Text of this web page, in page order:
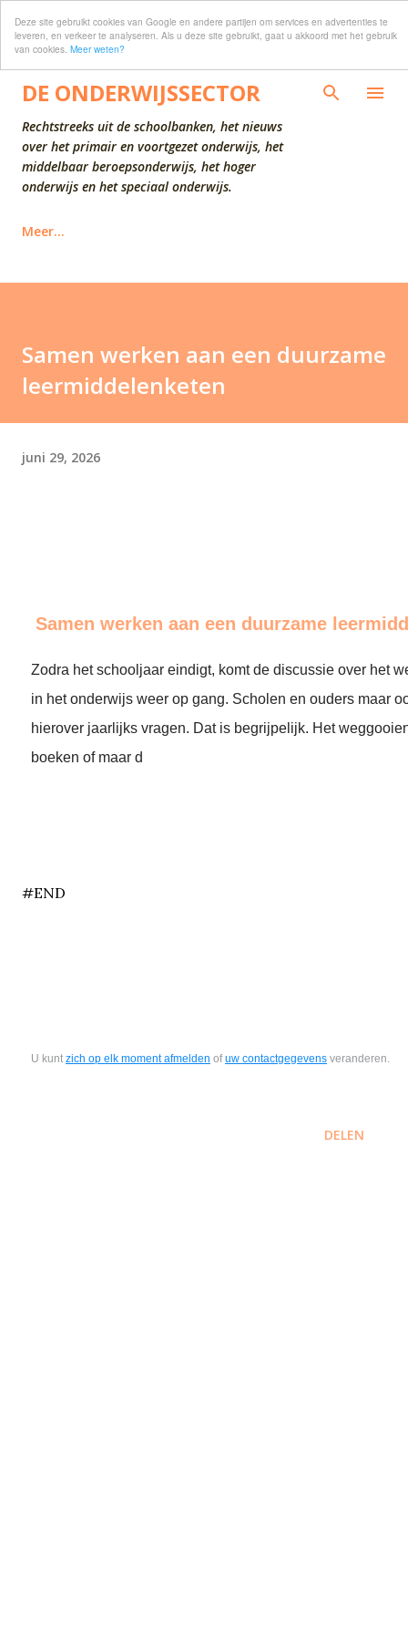
Deze site gebruikt cookies van Google en andere partijen om services en advertenties te
leveren, en verkeer te analyseren. Als u deze site gebruikt, gaat u akkoord met het gebruik
van cookies. Meer weten?
Doorgaan naar hoofdcontent
DE ONDERWIJSSECTOR
Rechtstreeks uit de schoolbanken, het nieuws
over het primair en voortgezet onderwijs, het
middelbaar beroepsonderwijs, het hoger
onderwijs en het speciaal onderwijs.
Meer…
Samen werken aan een duurzame
leermiddelenketen
juni 29, 2026
Samen werken aan een duurzame
Zodra het schooljaar eindigt, komt de discussie over het
in het onderwijs weer op gang. Scholen en ouders maar
hierover jaarlijks vragen. Dat is begrijpelijk. Het
boeken of maar d
#END
U kunt zich op elk moment afmelden ofuw contactgegevens veranderen.
DELEN